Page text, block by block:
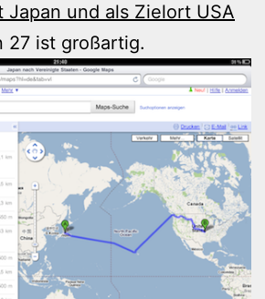
Japan und als Zielort USA
27 ist großartig.